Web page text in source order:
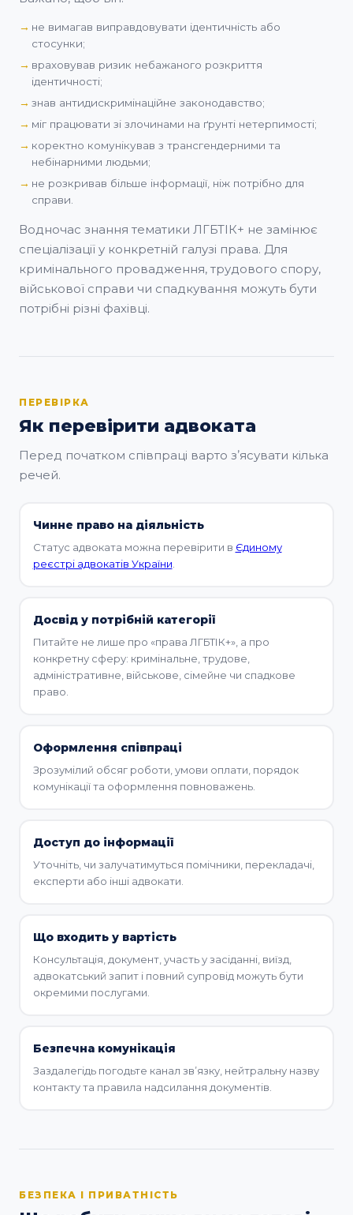
не вимагав виправдовувати ідентичність або
стосунки;
враховував ризик небажаного розкриття
ідентичності;
знав антидискримінаційне законодавство;
міг працювати зі злочинами на ґрунті нетерпимості;
коректно комунікував з трансгендерними та
небінарними людьми;
не розкривав більше інформації, ніж потрібно для
справи.
Водночас знання тематики ЛГБТІК+ не замінює
спеціалізації у конкретній галузі права. Для
кримінального провадження, трудового спору,
військової справи чи спадкування можуть бути
потрібні різні фахівці.
ПЕРЕВІРКА
Як перевірити адвоката
Перед початком співпраці варто зʼясувати кілька
речей.
Чинне право на діяльність
Статус адвоката можна перевірити в Єдиному
реєстрі адвокатів України
Досвід у потрібній категорії
Питайте не лише про «права ЛГБТІК+», а про
конкретну сферу: кримінальне, трудове,
адміністративне, військове, сімейне чи спадкове
право.
Оформлення співпраці
Зрозумілий обсяг роботи, умови оплати, порядок
комунікації та оформлення повноважень.
Доступ до інформації
Уточніть, чи залучатимуться помічники, перекладачі,
експерти або інші адвокати.
Що входить у вартість
Консультація, документ, участь у засіданні, виїзд,
адвокатський запит і повний супровід можуть бути
окремими послугами.
Безпечна комунікація
Заздалегідь погодьте канал звʼязку, нейтральну назву
контакту та правила надсилання документів.
БЕЗПЕКА І ПРИВАТНІСТЬ